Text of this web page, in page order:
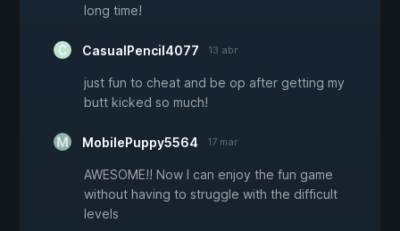
long time!
CasualPencil4077 13 abr
just fun to cheat and be op after getting my
butt kicked so much!
MobilePuppy5564 17 mar
AWESOME!! Now I can enjoy the fun game
without having to struggle with the difficult
levels